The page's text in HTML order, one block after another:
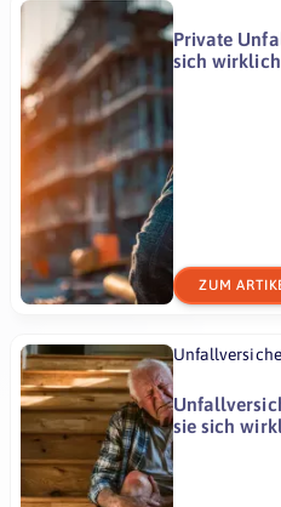
Private
sich
ZUM
sie sich